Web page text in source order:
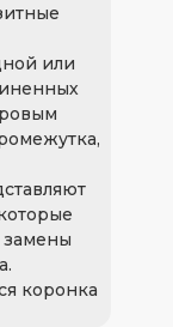
или
замены
коронка